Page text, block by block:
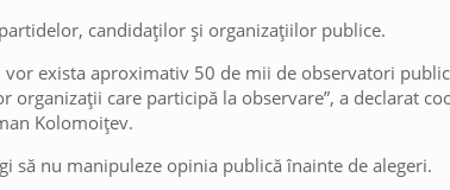
candidaților și organizațiilor publice.
exista aproximativ 50 de mii de observatori
organizații care participă la observare”, a declarat
Kolomoițev.
să nu manipuleze opinia publică înainte de alegeri.